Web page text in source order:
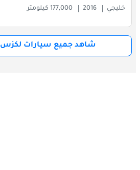
خليجي 2016 177,000 كيلومتر
شاهد جميع سيارات لكزس LS 460 للبيع